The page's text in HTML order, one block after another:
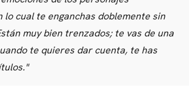
lo cual te enganchas doblemente sin
muy bien trenzados; te vas de una
te quieres dar cuenta, te has